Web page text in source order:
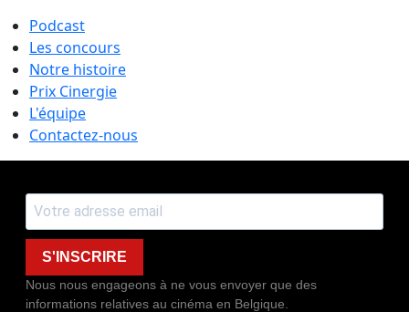
Podcast
Les concours
Notre histoire
Prix Cinergie
L'équipe
Contactez-nous
S'INSCRIRE
Nous nous engageons à ne vous envoyer que des
informations relatives au cinéma en Belgique.